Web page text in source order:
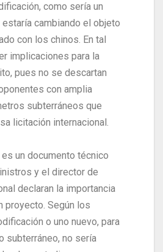
como sería un
estaría cambiando el objeto
con los chinos. En tal
implicaciones para la
pues no se descartan
con amplia
subterráneos que
licitación internacional.
un documento técnico
y el director de
declaran la importancia
proyecto. Según los
o uno nuevo, para
subterráneo, no sería